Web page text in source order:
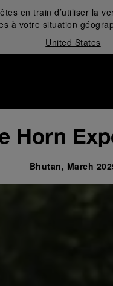
en train d’utiliser la
à votre situation
United States
Horn
Bhutan, March